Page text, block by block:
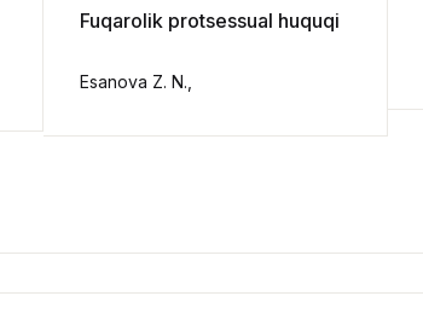
Fuqarolik protsessual huquqi
Esanova Z. N.,